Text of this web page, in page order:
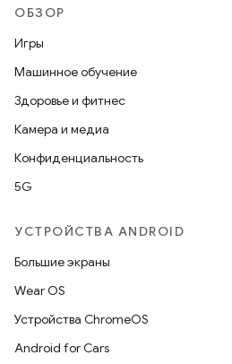
ОБЗОР
Игры
Машинное обучение
Здоровье и фитнес
Камера и медиа
Конфиденциальность
5G
УСТРОЙСТВА ANDROID
Большие экраны
Wear OS
Устройства ChromeOS
Android for Cars